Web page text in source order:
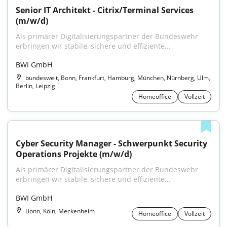
Senior IT Architekt - Citrix/Terminal Services
(m/w/d)
Als primärer Digitalisierungspartner der Bundeswehr
erbringen wir stabile, sichere und effiziente...
BWI GmbH
bundesweit, Bonn, Frankfurt, Hamburg, München, Nürnberg, Ulm,
Berlin, Leipzig
Homeoffice
Vollzeit
Cyber Security Manager - Schwerpunkt Security
Operations Projekte (m/w/d)
Als primärer Digitalisierungspartner der Bundeswehr
erbringen wir stabile, sichere und effiziente...
BWI GmbH
Bonn, Köln, Meckenheim Homeoffice Vollzeit